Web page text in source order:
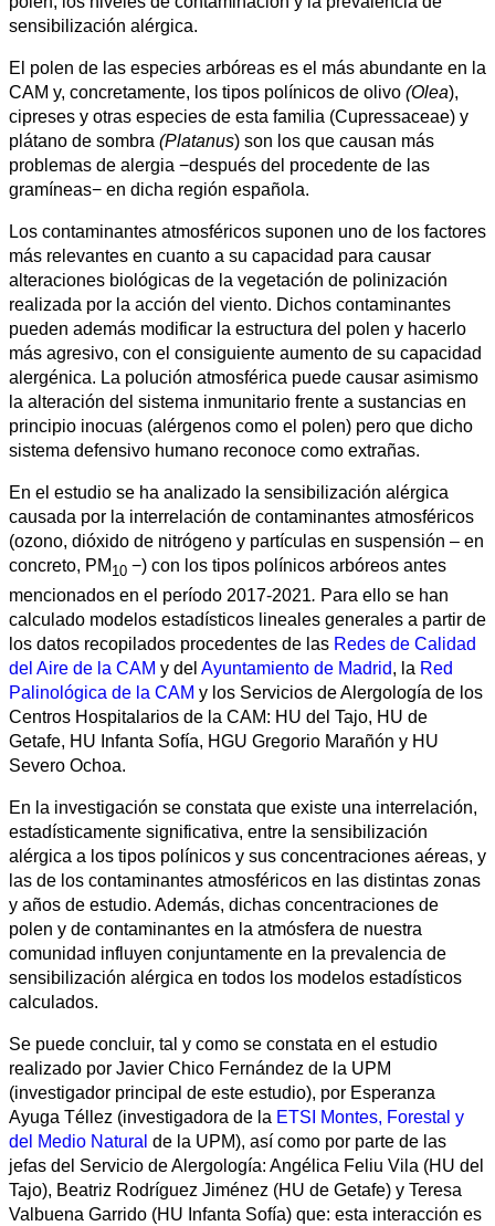
All
categories
Science
Health
Society
Humanities
Arts
science
Business
sensibilización alérgica.
El polen de las especies arbóreas es el más abundante en la
CAM y, concretamente, los tipos polínicos de olivo (Olea),
cipreses y otras especies de esta familia (Cupressaceae) y
plátano de sombra (Platanus) son los que causan más
problemas de alergia −después del procedente de las
gramíneas− en dicha región española.
Los contaminantes atmosféricos suponen uno de los factores
más relevantes en cuanto a su capacidad para causar
alteraciones biológicas de la vegetación de polinización
realizada por la acción del viento. Dichos contaminantes
pueden además modificar la estructura del polen y hacerlo
más agresivo, con el consiguiente aumento de su capacidad
alergénica. La polución atmosférica puede causar asimismo
la alteración del sistema inmunitario frente a sustancias en
principio inocuas (alérgenos como el polen) pero que dicho
sistema defensivo humano reconoce como extrañas.
En el estudio se ha analizado la sensibilización alérgica
causada por la interrelación de contaminantes atmosféricos
(ozono, dióxido de nitrógeno y partículas en suspensión – en
concreto, PM 10 −) con los tipos polínicos arbóreos antes
mencionados en el período 2017-2021. Para ello se han
calculado modelos estadísticos lineales generales a partir de
los datos recopilados procedentes de las Redes de Calidad
del Aire de la CAM y del Ayuntamiento de Madrid, la Red
Palinológica de la CAM y los Servicios de Alergología de los
Centros Hospitalarios de la CAM: HU del Tajo, HU de
Getafe, HU Infanta Sofía, HGU Gregorio Marañón y HU
Severo Ochoa.
En la investigación se constata que existe una interrelación,
estadísticamente significativa, entre la sensibilización
alérgica a los tipos polínicos y sus concentraciones aéreas, y
las de los contaminantes atmosféricos en las distintas zonas
y años de estudio. Además, dichas concentraciones de
polen y de contaminantes en la atmósfera de nuestra
comunidad influyen conjuntamente en la prevalencia de
sensibilización alérgica en todos los modelos estadísticos
calculados.
Se puede concluir, tal y como se constata en el estudio
realizado por Javier Chico Fernández de la UPM
(investigador principal de este estudio), por Esperanza
Ayuga Téllez (investigadora de la ETSI Montes, Forestal y
del Medio Natural de la UPM), así como por parte de las
jefas del Servicio de Alergología: Angélica Feliu Vila (HU del
Tajo), Beatriz Rodríguez Jiménez (HU de Getafe) y Teresa
Valbuena Garrido (HU Infanta Sofía) que: esta interacción es